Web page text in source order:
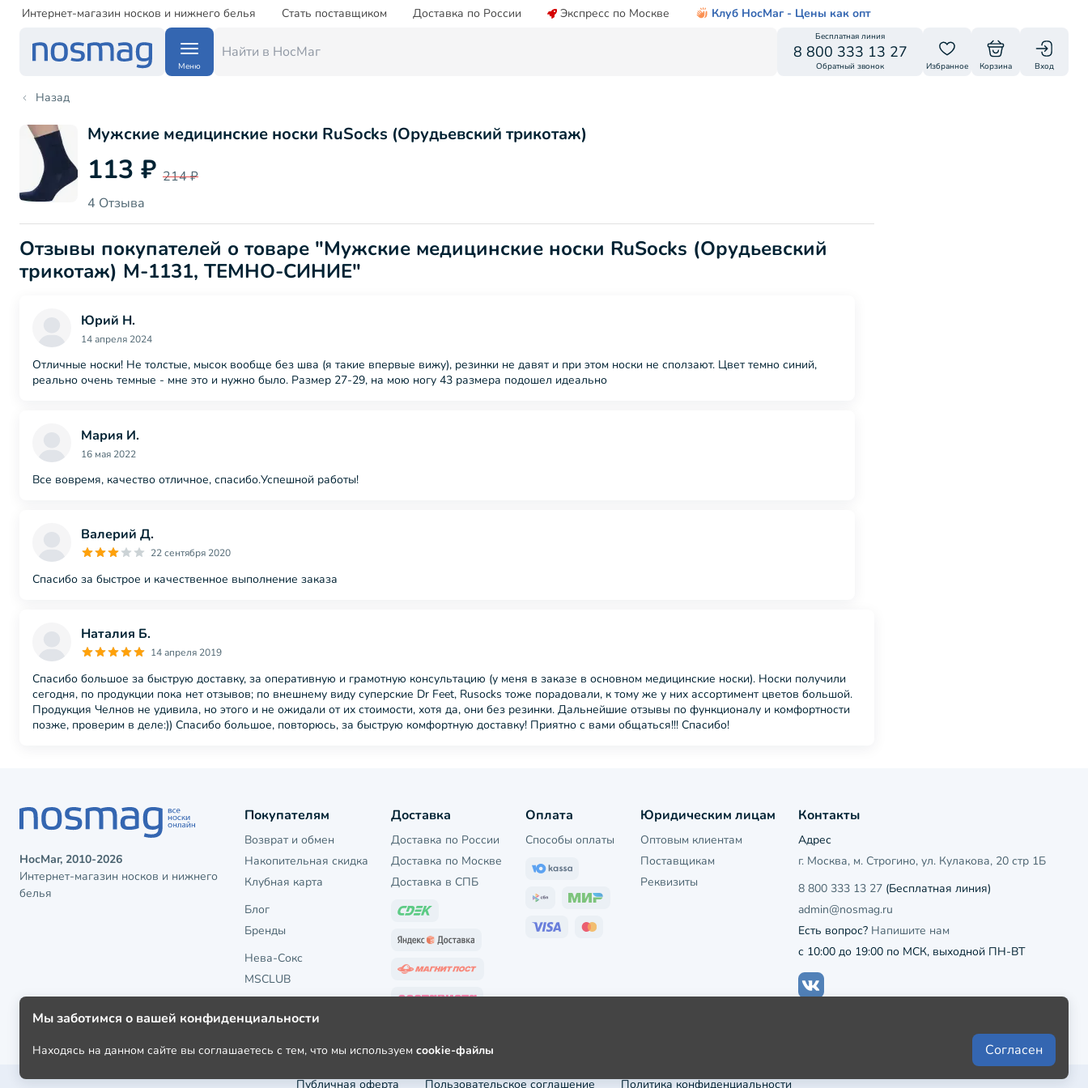
Интернет-магазин носков и нижнего белья Стать поставщиком Доставка по России Экспресс по Москве Клуб НосМаг - Цены как опт
Меню
Бесплатная линия
8 800 333 13 27
Обратный звонок Избранное Корзина Вход
Назад
Мужские медицинские носки RuSocks (Орудьевский трикотаж)
113 ₽ 214 ₽
4 Отзыва
Отзывы покупателей о товаре "Мужские медицинские носки RuSocks (Орудьевский
трикотаж) М-1131, ТЕМНО-СИНИЕ"
Юрий Н.
14 апреля 2024
Отличные носки! Не толстые, мысок вообще без шва (я такие впервые вижу), резинки не давят и при этом носки не сползают. Цвет темно синий,
реально очень темные - мне это и нужно было. Размер 27-29, на мою ногу 43 размера подошел идеально
Мария И.
16 мая 2022
Все вовремя, качество отличное, спасибо.Успешной работы!
Валерий Д.
22 сентября 2020
Спасибо за быстрое и качественное выполнение заказа
Наталия Б.
14 апреля 2019
Спасибо большое за быструю доставку, за оперативную и грамотную консультацию (у меня в заказе в основном медицинские носки). Носки получили
сегодня, по продукции пока нет отзывов; по внешнему виду суперские Dr Feet, Rusocks тоже порадовали, к тому же у них ассортимент цветов большой.
Продукция Челнов не удивила, но этого и не ожидали от их стоимости, хотя да, они без резинки. Дальнейшие отзывы по функционалу и комфортности
позже, проверим в деле:)) Спасибо большое, повторюсь, за быструю комфортную доставку! Приятно с вами общаться!!! Спасибо!
НосМаг, 2010-2026
Интернет-магазин носков и нижнего
белья
Покупателям
Возврат и обмен
Накопительная скидка
Клубная карта
Блог
Бренды
Нева-Сокс
MSCLUB
Доставка
Доставка по России
Доставка по Москве
Доставка в СПБ
Оплата
Способы оплаты
Юридическим лицам
Оптовым клиентам
Поставщикам
Реквизиты
Контакты
Адрес
г. Москва, м. Строгино, ул. Кулакова, 20 стр 1Б
8 800 333 13 27(Бесплатная линия)
admin@nosmag.ru
Есть вопрос? Напишите нам
с 10:00 до 19:00 по МСК, выходной ПН-ВТ
Публичная оферта Пользовательское соглашение Политика конфиденциальности
Мы заботимся о вашей конфиденциальности
Находясь на данном сайте вы соглашаетесь с тем, что мы используем cookie-файлы Согласен